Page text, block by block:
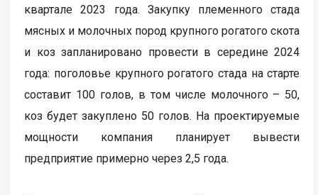
квартале 2023 года. Закупку племенного стада
мясных и молочных пород крупного рогатого скота
и коз запланировано провести в середине 2024
года: поголовье крупного рогатого стада на старте
составит 100 голов, в том числе молочного – 50,
коз будет закуплено 50 голов. На проектируемые
мощности компания планирует вывести
предприятие примерно через 2,5 года.